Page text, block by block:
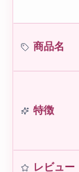
商品名
特徴
レビュー